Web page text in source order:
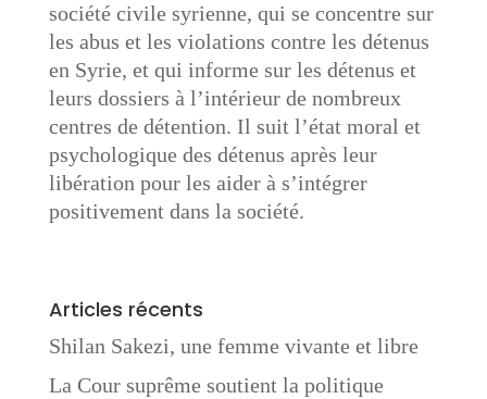
société civile syrienne, qui se concentre sur
les abus et les violations contre les détenus
en Syrie, et qui informe sur les détenus et
leurs dossiers à l’intérieur de nombreux
centres de détention. Il suit l’état moral et
psychologique des détenus après leur
libération pour les aider à s’intégrer
positivement dans la société.
Articles récents
Shilan Sakezi, une femme vivante et libre
La Cour suprême soutient la politique